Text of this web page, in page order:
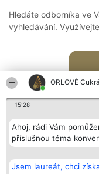
ORLOVÉ
15:28
Ahoj, rádi Vám
příslušnou téma
Jsem laureát, chci
Hledáte odborníka ve
vyhledávání.
Bright Side Solutions sp. z o.
o. sp. k.